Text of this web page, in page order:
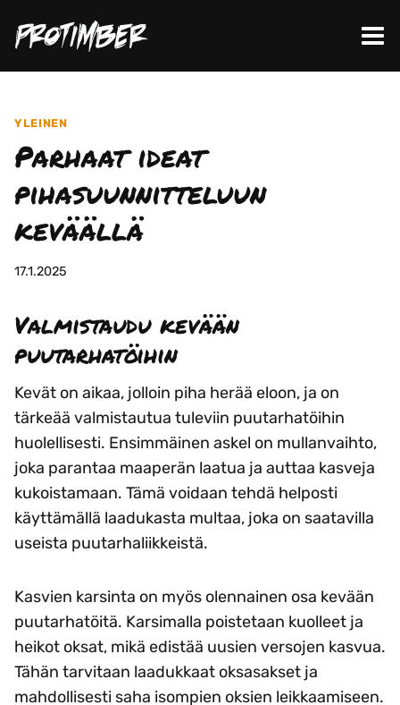
sisältöön
YLEINEN
Parhaat ideat
pihasuunnitteluun
keväällä
17.1.2025
Valmistaudu kevään
puutarhatöihin
Kevät on aikaa, jolloin piha herää eloon, ja on
tärkeää valmistautua tuleviin puutarhatöihin
huolellisesti. Ensimmäinen askel on mullanvaihto,
joka parantaa maaperän laatua ja auttaa kasveja
kukoistamaan. Tämä voidaan tehdä helposti
käyttämällä laadukasta multaa, joka on saatavilla
useista puutarhaliikkeistä.
Kasvien karsinta on myös olennainen osa kevään
puutarhatöitä. Karsimalla poistetaan kuolleet ja
heikot oksat, mikä edistää uusien versojen kasvua.
Tähän tarvitaan laadukkaat oksasakset ja
mahdollisesti saha isompien oksien leikkaamiseen.